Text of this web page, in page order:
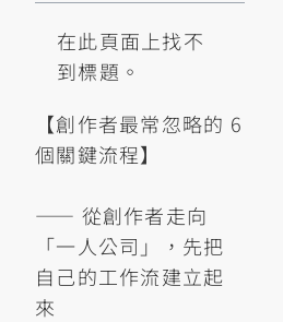
在此頁面上找不
到標題。
【創作者最常忽略的 6
個關鍵流程】
—— 從創作者走向
「一人公司」，先把
自己的工作流建立起
來